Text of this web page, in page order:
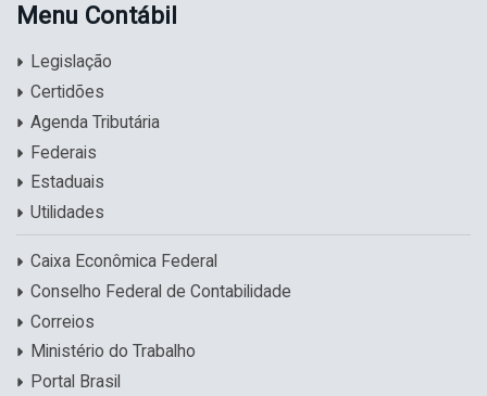
Menu Contábil
Legislação
Certidões
Agenda Tributária
Federais
Estaduais
Utilidades
Caixa Econômica Federal
Conselho Federal de Contabilidade
Correios
Ministério do Trabalho
Portal Brasil